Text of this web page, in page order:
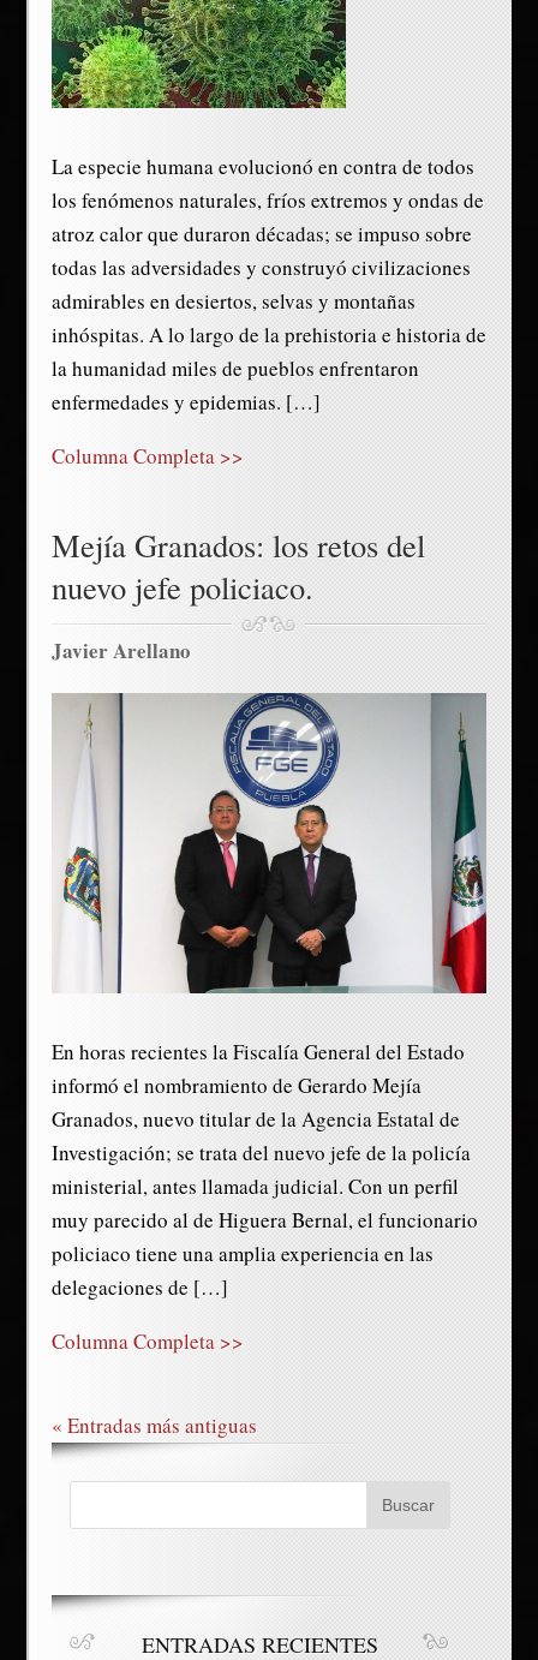
La especie humana evolucionó en contra de todos
los fenómenos naturales, fríos extremos y ondas de
atroz calor que duraron décadas; se impuso sobre
todas las adversidades y construyó civilizaciones
admirables en desiertos, selvas y montañas
inhóspitas. A lo largo de la prehistoria e historia de
la humanidad miles de pueblos enfrentaron
enfermedades y epidemias. […]
Columna Completa >>
Mejía Granados: los retos del
nuevo jefe policiaco.
Javier Arellano
En horas recientes la Fiscalía General del Estado
informó el nombramiento de Gerardo Mejía
Granados, nuevo titular de la Agencia Estatal de
Investigación; se trata del nuevo jefe de la policía
ministerial, antes llamada judicial. Con un perfil
muy parecido al de Higuera Bernal, el funcionario
policiaco tiene una amplia experiencia en las
delegaciones de […]
Columna Completa >>
« Entradas más antiguas
ENTRADAS RECIENTES